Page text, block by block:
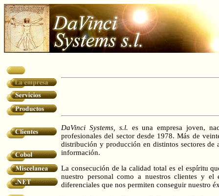
DaVinci Systems, s.l. es una empresa joven,
profesionales del sector desde 1978. Más de
distribución y producción en distintos sectores
información.
La consecución de la calidad total es el espíritu
nuestro personal como a nuestros clientes y
diferenciales que nos permiten conseguir nuestro